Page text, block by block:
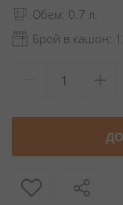
Обем: 0.7 л.
Брой в кашон: